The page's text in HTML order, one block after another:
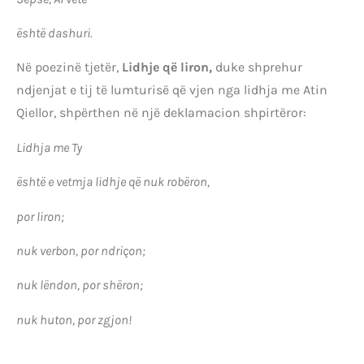
është dashuri.
Në poezinë tjetër, Lidhje që liron, duke shprehur
ndjenjat e tij të lumturisë që vjen nga lidhja me Atin
Qiellor, shpërthen në një deklamacion shpirtëror:
Lidhja me Ty
është e vetmja lidhje që nuk robëron,
por liron;
nuk verbon, por ndriçon;
nuk lëndon, por shëron;
nuk huton, por zgjon!